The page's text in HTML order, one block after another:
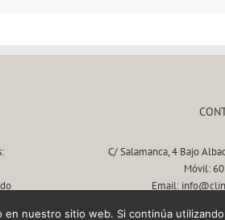
C/ Salamanca, 4 Bajo
Móvil:
Email:
nuestro sitio web. Si continúa